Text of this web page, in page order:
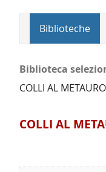
Biblioteche
Biblioteca
COLLI AL
COLLI AL